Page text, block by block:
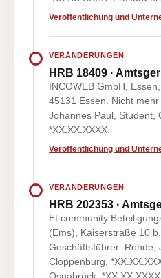
Veröffentlichung und
VERÄNDERUNGEN
HRB 18409 ·
INCOWEB GmbH,
45131 Essen. Nicht
Johannes Paul, Student,
*XX.XX.XXXX.
Veröffentlichung und
VERÄNDERUNGEN
HRB 202353 ·
ELcommunity
(Ems), Kaiserstraße 10
Geschäftsführer: Rohde,
Cloppenburg,